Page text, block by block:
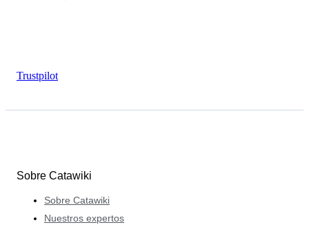
Trustpilot
Sobre Catawiki
Sobre Catawiki
Nuestros expertos